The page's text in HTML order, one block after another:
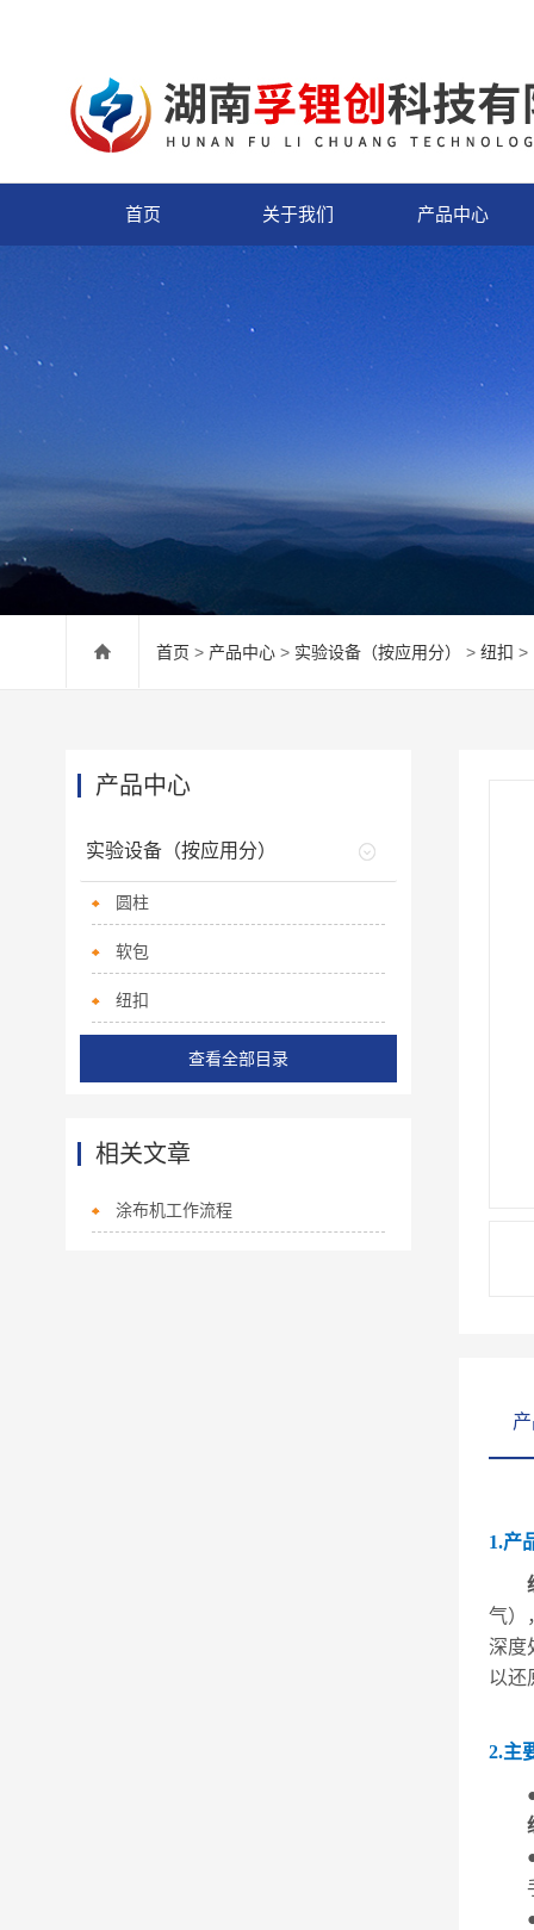
首页 关于我们 产品中心
首页 > 产品中心 > 实验设备（按应用分） > 纽扣 >
1.产
气）
深度
以还
2.主
产品中心
实验设备（按应用分）
圆柱
软包
纽扣
查看全部目录
相关文章
涂布机工作流程